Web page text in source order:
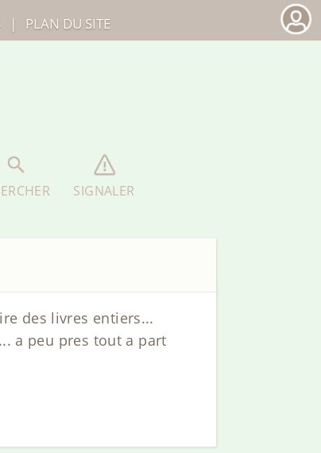
SIGNALER
des livres entiers...
a peu pres tout a part
| PLAN DU SITE